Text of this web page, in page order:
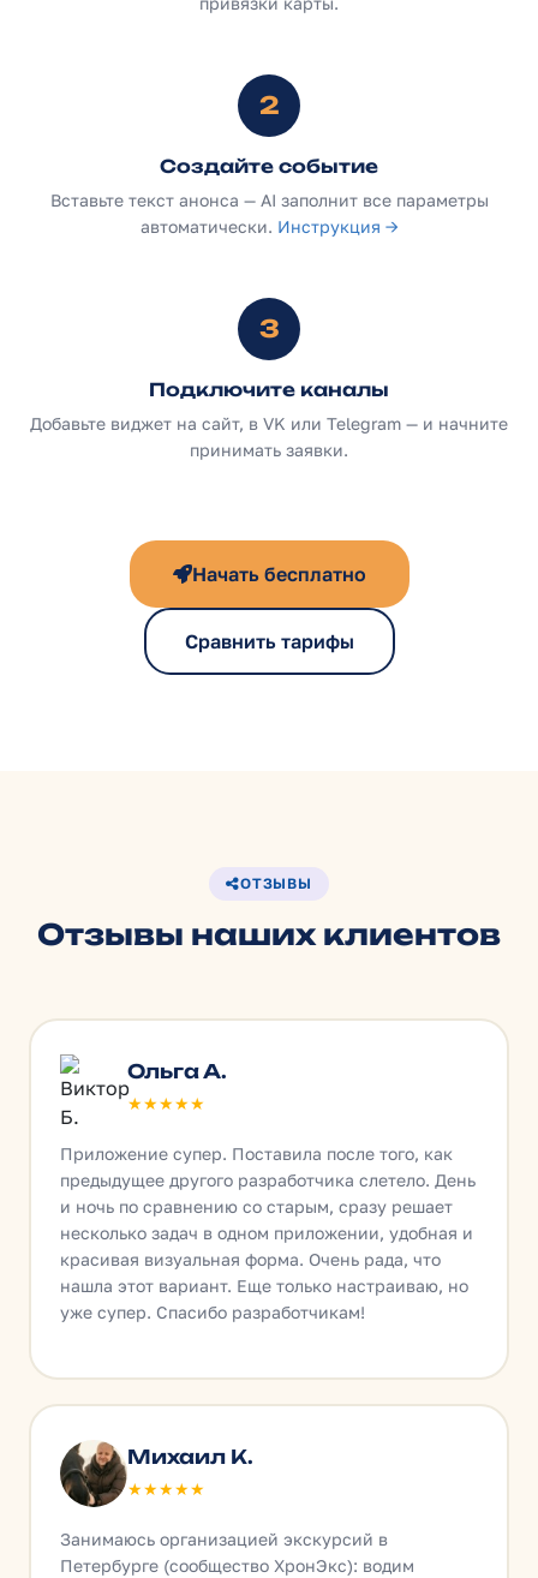
2
Создайте событие
Вставьте текст анонса — AI заполнит все параметры
автоматически. Инструкция →
3
Подключите каналы
Добавьте виджет на сайт, в VK или Telegram — и начните
принимать заявки.
Начать бесплатно
Сравнить тарифы
ОТЗЫВЫ
Отзывы наших клиентов
Ольга А.
★★★★★
Приложение супер. Поставила после того, как
предыдущее другого разработчика слетело. День
и ночь по сравнению со старым, сразу решает
несколько задач в одном приложении, удобная и
красивая визуальная форма. Очень рада, что
нашла этот вариант. Еще только настраиваю, но
уже супер. Спасибо разработчикам!
Михаил К.
★★★★★
Занимаюсь организацией экскурсий в
Петербурге (сообщество ХронЭкс): водим